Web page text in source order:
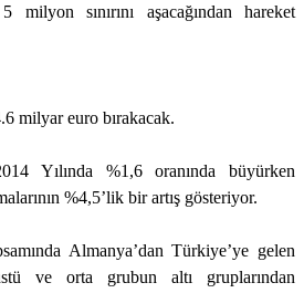
milyon sınırını aşacağından hareket
milyar euro bırakacak.
Yılında %1,6 oranında büyürken
%4,5’lik bir artış gösteriyor.
Almanya’dan Türkiye’ye gelen
ve orta grubun altı gruplarından